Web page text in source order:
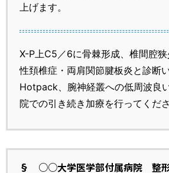
上げます。
X-P上C5／6に骨棘形成、椎間腔
性頚椎症・両肩関節腱板炎と診断
Hotpack、腕神経叢への低周波良
院での引き続き加療を行ってくださ
§ ○○大学医学部付属病院